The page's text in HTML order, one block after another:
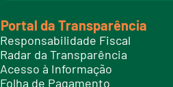
Portal da Transparência
Responsabilidade Fiscal
Radar da Transparência
Acesso à Informação
Folha de Pagamento